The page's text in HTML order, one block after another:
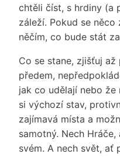
chtěli číst, s hrdiny (a
záleží. Pokud se
něčím, co bude stát
Co se stane, zjišťuj až
předem,
jak co udělají nebo že
si výchozí stav,
zajímavá místa a
samotný. Nech
svém. A nech svět, ať